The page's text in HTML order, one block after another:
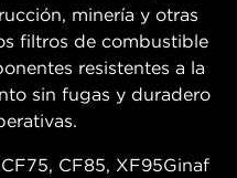
minería y otras
filtros de combustible
resistentes a la
sin fugas y duradero
CF85, XF95Ginaf